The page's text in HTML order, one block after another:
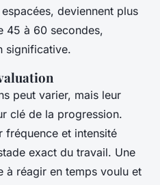
deviennent plus
45 à 60 secondes,
significative.
peut varier, mais leur
clé de la progression.
fréquence et intensité
exact du travail. Une
à réagir en temps voulu et